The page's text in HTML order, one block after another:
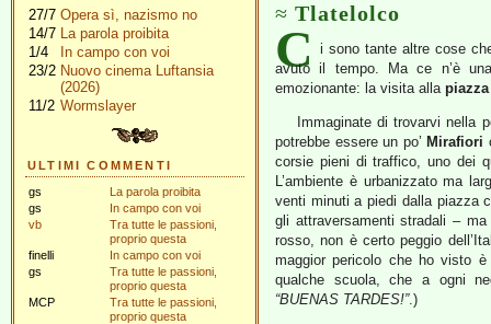
27/7 Opera sì, nazismo no
14/7 La parola proibita
1/4
In campo con voi
23/2 Nuovo cinema Luftansia
(2026)
11/2 Wormslayer
ULTIMI COMMENTI
gs
La parola proibita
gs
In campo con voi
vb
Tra tutte le passioni,
proprio questa
finelli
In campo con voi
gs
Tra tutte le passioni,
proprio questa
MCP
Tra tutte le passioni,
proprio questa
Tlatelolco
C
i sono tante altre cose
avuto il tempo. Ma ce n’è
emozionante: la visita alla
Immaginate di trovarvi nella
potrebbe essere un po’ Mirafiori
corsie pieni di traffico, uno dei
L’ambiente è urbanizzato ma
venti minuti a piedi dalla piazza
gli attraversamenti stradali –
rosso, non è certo peggio
maggior pericolo che ho visto
qualche scuola, che a ogni
“BUENAS TARDES!”.)